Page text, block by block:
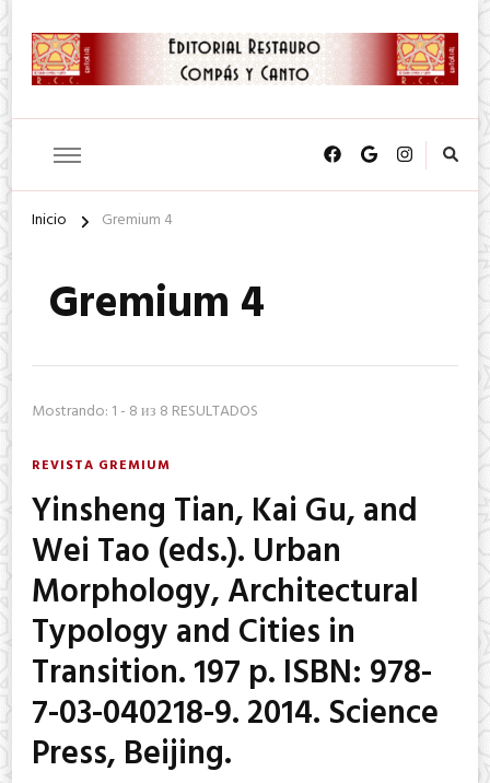
Inicio Gremium 4
Gremium 4
Mostrando: 1 - 8 из 8 RESULTADOS
REVISTA GREMIUM
Yinsheng Tian, Kai Gu, and
Wei Tao (eds.). Urban
Morphology, Architectural
Typology and Cities in
Transition. 197 p. ISBN: 978-
7-03-040218-9. 2014. Science
Press, Beijing.